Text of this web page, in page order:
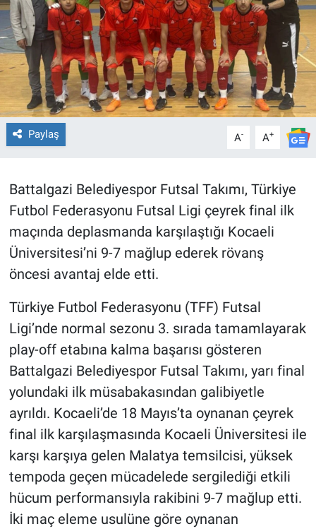
Paylaş A- A+
Battalgazi Belediyespor Futsal Takımı, Türkiye
Futbol Federasyonu Futsal Ligi çeyrek final ilk
maçında deplasmanda karşılaştığı Kocaeli
Üniversitesi’ni 9-7 mağlup ederek rövanş
öncesi avantaj elde etti.
Türkiye Futbol Federasyonu (TFF) Futsal
Ligi’nde normal sezonu 3. sırada tamamlayarak
play-off etabına kalma başarısı gösteren
Battalgazi Belediyespor Futsal Takımı, yarı final
yolundaki ilk müsabakasından galibiyetle
ayrıldı. Kocaeli’de 18 Mayıs’ta oynanan çeyrek
final ilk karşılaşmasında Kocaeli Üniversitesi ile
karşı karşıya gelen Malatya temsilcisi, yüksek
tempoda geçen mücadelede sergilediği etkili
hücum performansıyla rakibini 9-7 mağlup etti.
İki maç eleme usulüne göre oynanan